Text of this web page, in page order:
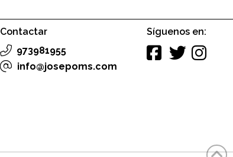
Contactar
973981955
info@josepoms.com
Síguenos en: